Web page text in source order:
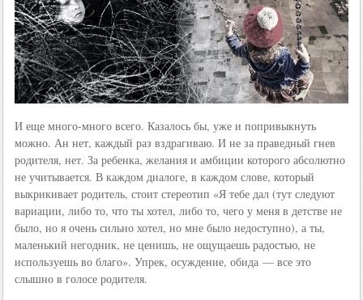
И еще много-много всего. Казалось бы, уже и попривыкнуть
можно. Ан нет, каждый раз вздрагиваю. И не за праведный гнев
родителя, нет. За ребенка, желания и амбиции которого абсолютно
не учитывается. В каждом диалоге, в каждом слове, который
выкрикивает родитель, стоит стереотип «Я тебе дал (тут следуют
вариации, либо то, что ты хотел, либо то, чего у меня в детстве не
было, но я очень сильно хотел, но мне было недоступно), а ты,
маленький негодник, не ценишь, не ощущаешь радостью, не
используешь во благо». Упрек, осуждение, обида — все это
слышно в голосе родителя.